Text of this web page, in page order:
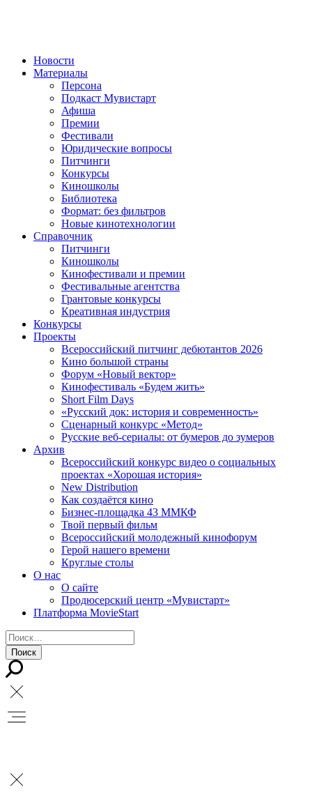
Новости
Материалы
Персона
Подкаст Мувистарт
Афиша
Премии
Фестивали
Юридические вопросы
Питчинги
Конкурсы
Киношколы
Библиотека
Формат: без фильтров
Новые кинотехнологии
Справочник
Питчинги
Киношколы
Кинофестивали и премии
Фестивальные агентства
Грантовые конкурсы
Креативная индустрия
Конкурсы
Проекты
Всероссийский питчинг дебютантов 2026
Кино большой страны
Форум «Новый вектор»
Кинофестиваль «Будем жить»
Short Film Days
«Русский док: история и современность»
Сценарный конкурс «Метод»
Русские веб-сериалы: от бумеров до зумеров
Архив
Всероссийский конкурс видео о социальных
проектах «Хорошая история»
New Distribution
Как создаётся кино
Бизнес-площадка 43 ММКФ
Твой первый фильм
Всероссийский молодежный кинофорум
Герой нашего времени
Круглые столы
О нас
О сайте
Продюсерский центр «Мувистарт»
Платформа MovieStart